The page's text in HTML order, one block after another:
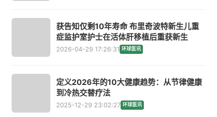
获告知仅剩10年寿命 布里奇波特新生儿重
症监护室护士在活体肝移植后重获新生
2026-04-29 17:26:31 环球医讯
定义2026年的10大健康趋势：从节律健康
到冷热交替疗法
2025-12-29 23:02:27 环球医讯